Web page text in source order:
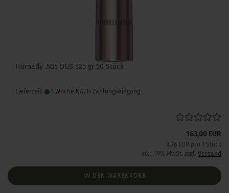
Hornady .505 DGS 525 gr 50 Stück
Lieferzeit: 1 Woche NACH Zahlungseingang
163,00 EUR
3,26 EUR pro 1 Stück
inkl. 19% MwSt. zzgl. Versand
IN DEN WARENKORB